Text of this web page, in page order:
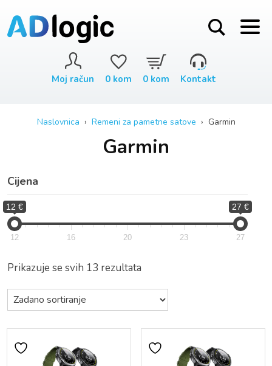
Moj račun 0 kom 0 kom Kontakt
Naslovnica › Remeni za pametne satove › Garmin
Garmin
Cijena
12 € 27 €
12 16 20 23 27
Prikazuje se svih 13 rezultata